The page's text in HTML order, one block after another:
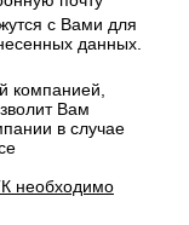
с Вами для
данных.
компанией,
Вам
в случае
необходимо